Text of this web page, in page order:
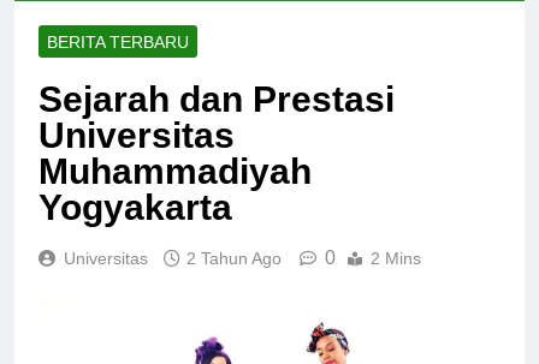
BERITA TERBARU
Sejarah dan Prestasi
Universitas
Muhammadiyah
Yogyakarta
Universitas 2 Tahun Ago 0 2 Mins